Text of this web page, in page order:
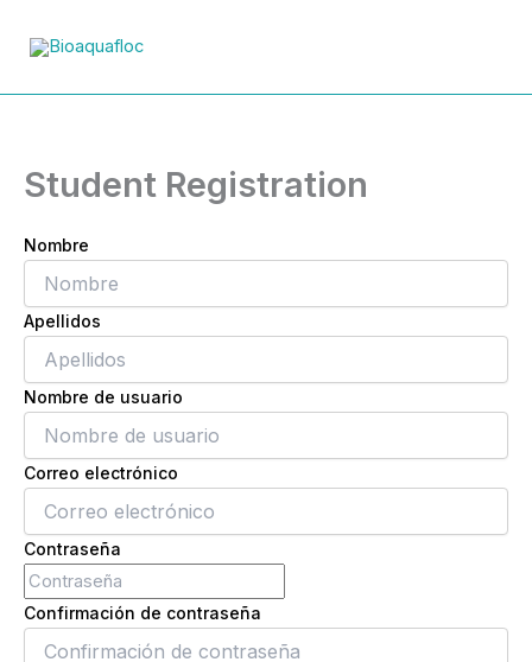
Student Registration
Nombre
Apellidos
Nombre de usuario
Correo electrónico
Contraseña
Confirmación de contraseña